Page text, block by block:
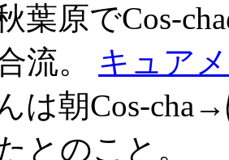
葉原でCos-
流。 キュア
は朝Cos-
とのこと。